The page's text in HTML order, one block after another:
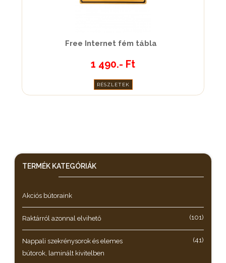
Free Internet fém tábla
1 490.- Ft
RÉSZLETEK
TERMÉK KATEGÓRIÁK
Akciós bútoraink
Raktárról azonnal elvihető (101)
Nappali szekrénysorok és elemes
bútorok, laminált kivitelben
(41)